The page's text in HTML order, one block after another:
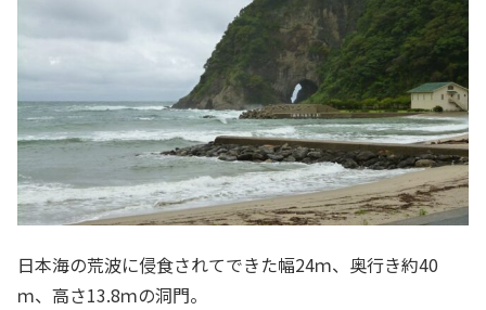
日本海の荒波に侵食されてできた幅24ｍ、奥行き約40
ｍ、高さ13.8ｍの洞門。